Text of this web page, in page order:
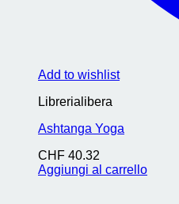
Add to wishlist
Librerialibera
Ashtanga Yoga
CHF 40.32
Aggiungi al carrello